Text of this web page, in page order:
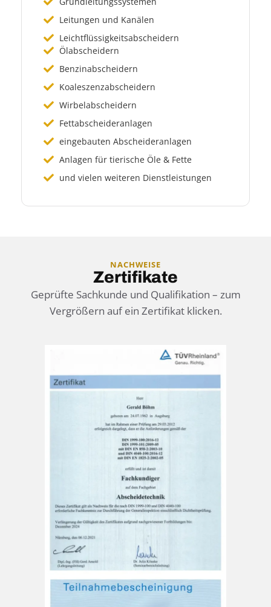
Leitungen und Kanälen
Leichtflüssigkeitsabscheidern
Ölabscheidern
Benzinabscheidern
Koaleszenzabscheidern
Wirbelabscheidern
Fettabscheideranlagen
eingebauten Abscheideranlagen
Anlagen für tierische Öle & Fette
und vielen weiteren Dienstleistungen
NACHWEISE
Zertifikate
Geprüfte Sachkunde und Qualifikation – zum
Vergrößern auf ein Zertifikat klicken.